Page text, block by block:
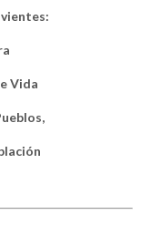
Vida